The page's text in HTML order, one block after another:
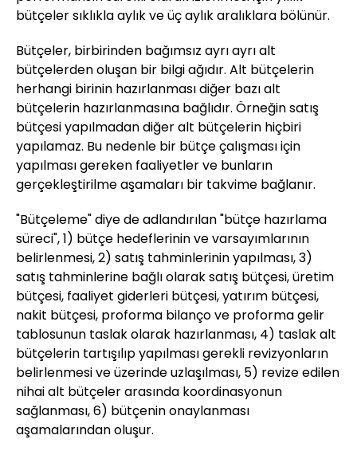
bütçeler sıklıkla aylık ve üç aylık aralıklara bölünür.
Bütçeler, birbirinden bağımsız ayrı ayrı alt
bütçelerden oluşan bir bilgi ağıdır. Alt bütçelerin
herhangi birinin hazırlanması diğer bazı alt
bütçelerin hazırlanmasına bağlıdır. Örneğin satış
bütçesi yapılmadan diğer alt bütçelerin hiçbiri
yapılamaz. Bu nedenle bir bütçe çalışması için
yapılması gereken faaliyetler ve bunların
gerçekleştirilme aşamaları bir takvime bağlanır.
"Bütçeleme" diye de adlandırılan "bütçe hazırlama
süreci", 1) bütçe hedeflerinin ve varsayımlarının
belirlenmesi, 2) satış tahminlerinin yapılması, 3)
satış tahminlerine bağlı olarak satış bütçesi, üretim
bütçesi, faaliyet giderleri bütçesi, yatırım bütçesi,
nakit bütçesi, proforma bilanço ve proforma gelir
tablosunun taslak olarak hazırlanması, 4) taslak alt
bütçelerin tartışılıp yapılması gerekli revizyonların
belirlenmesi ve üzerinde uzlaşılması, 5) revize edilen
nihai alt bütçeler arasında koordinasyonun
sağlanması, 6) bütçenin onaylanması
aşamalarından oluşur.